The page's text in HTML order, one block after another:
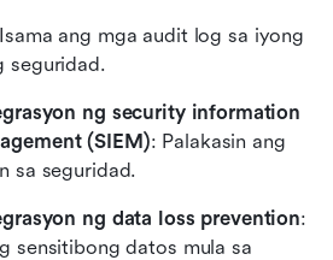
ang mga audit log sa iyong
seguridad.
ng security information
(SIEM): Palakasin ang
sa seguridad.
ng data loss prevention:
sensitibong datos mula sa